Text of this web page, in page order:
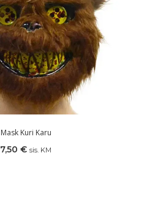
Mask Kuri Karu
7,50 € sis. KM